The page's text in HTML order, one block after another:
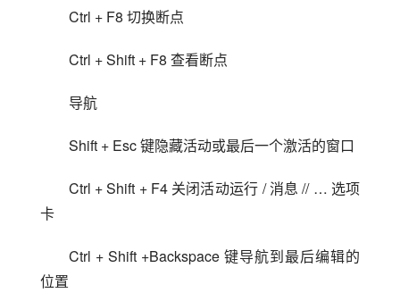
Ctrl + F8 切换断点
Ctrl + Shift + F8 查看断点
导航
Shift + Esc 键隐藏活动或最后一个激活的窗口
Ctrl + Shift + F4 关闭活动运行 / 消息 // … 选项
卡
Ctrl + Shift +Backspace 键导航到最后编辑的
位置